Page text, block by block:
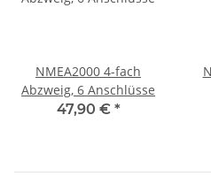
NMEA2000 4-fach
Abzweig, 6 Anschlüsse
47,90 € *